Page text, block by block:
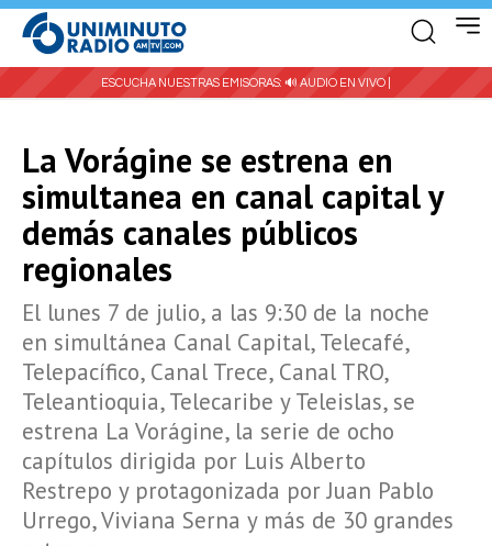
ESCUCHA NUESTRAS EMISORAS: 🔊 AUDIO EN VIVO |
La Vorágine se estrena en
simultanea en canal capital y
demás canales públicos
regionales
El lunes 7 de julio, a las 9:30 de la noche
en simultánea Canal Capital, Telecafé,
Telepacífico, Canal Trece, Canal TRO,
Teleantioquia, Telecaribe y Teleislas, se
estrena La Vorágine, la serie de ocho
capítulos dirigida por Luis Alberto
Restrepo y protagonizada por Juan Pablo
Urrego, Viviana Serna y más de 30 grandes